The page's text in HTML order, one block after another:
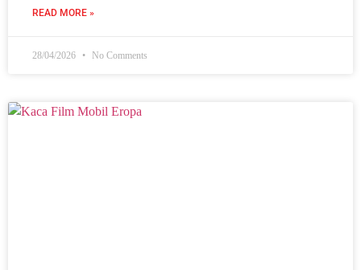
READ MORE »
28/04/2026 No Comments